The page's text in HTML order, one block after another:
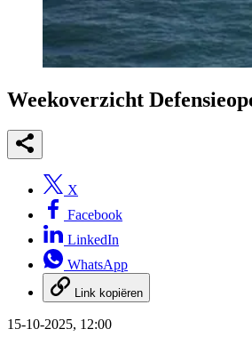
Weekoverzicht
X
Facebook
LinkedIn
WhatsApp
Link kopiëren
15-10-2025, 12:00